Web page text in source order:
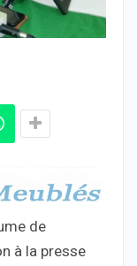
de
à la presse